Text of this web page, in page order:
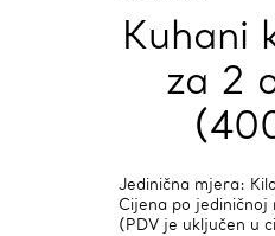
Kuhani
za 2
Jedinična mjera:
Cijena po jediničnoj
(PDV je uključen u